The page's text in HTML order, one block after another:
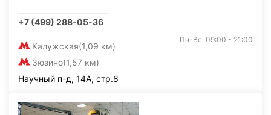
+7 (499) 288-05-36
Калужская(1,09 км)
Зюзино(1,57 км)
Пн-Вс: 09:00 - 21:00
Научный п-д, 14А, стр.8